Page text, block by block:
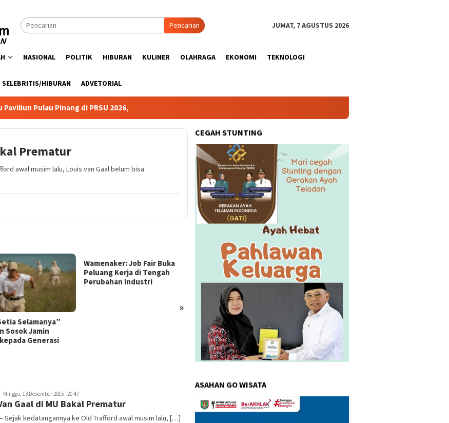
Pencarian JUMAT, 7 AGUSTUS 2026
NASIONAL POLITIK HIBURAN KULINER OLAHRAGA EKONOMI TEKNOLOGI
SELEBRITIS/HIBURAN ADVETORIAL
Pinang di PRSU 2026,
Prematur
awal musim lalu, Louis van Gaal belum bisa
»
Selamanya”
Sosok Jamin
Generasi
Wamenaker: Job Fair Buka
Peluang Kerja di Tengah
Perubahan Industri
Indonesia dan Turki Sepakati
Joint Action Plan 2026–2027
Satgas PRR Pacu Realisasi
Tambahan TKD Aceh Rp1,65
Triliun, Pastikan Transparan
dan Terukur
Minggu, 13 Desember 2015 - 20:47
Gaal di MU Bakal Prematur
– Sejak kedatangannya ke Old Trafford awal musim lalu, […]
CEGAH STUNTING
ASAHAN GO WISATA
Pemutar
Video